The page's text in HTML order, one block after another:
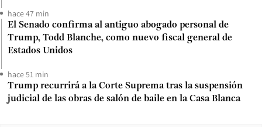
hace 47 min
El Senado confirma al antiguo abogado personal de
Trump, Todd Blanche, como nuevo fiscal general de
Estados Unidos
hace 51 min
Trump recurrirá a la Corte Suprema tras la suspensión
judicial de las obras de salón de baile en la Casa Blanca